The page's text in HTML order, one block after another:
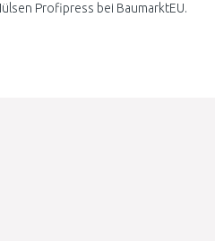
Profipress bei BaumarktEU.